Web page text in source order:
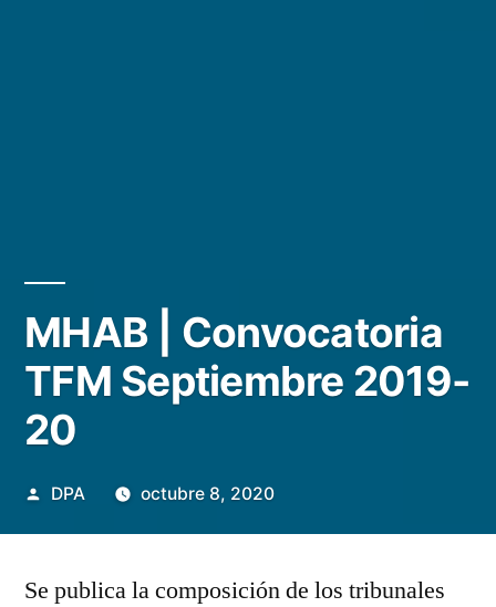
MHAB | Convocatoria
TFM Septiembre 2019-
20
Publicado
DPA octubre 8, 2020
Se publica la composición de los tribunales